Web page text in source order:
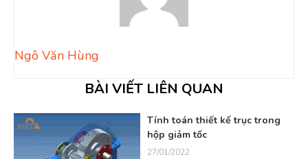
Ngô Văn Hùng
BÀI VIẾT LIÊN QUAN
Tính toán thiết kế trục trong
hộp giảm tốc
27/01/2022